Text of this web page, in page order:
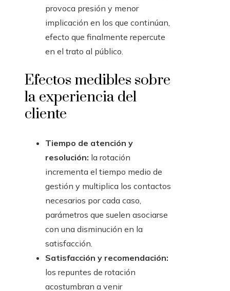
provoca presión y menor
implicación en los que continúan,
efecto que finalmente repercute
en el trato al público.
Efectos medibles sobre
la experiencia del
cliente
Tiempo de atención y
resolución: la rotación
incrementa el tiempo medio de
gestión y multiplica los contactos
necesarios por cada caso,
parámetros que suelen asociarse
con una disminución en la
satisfacción.
Satisfacción y recomendación:
los repuntes de rotación
acostumbran a venir